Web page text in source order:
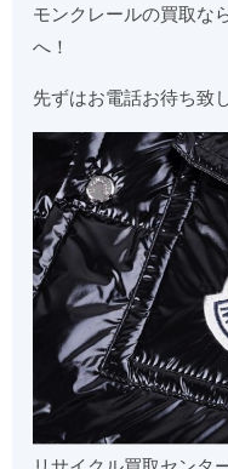
モンクレールの買取な
へ！
先ずはお電話お待ち致